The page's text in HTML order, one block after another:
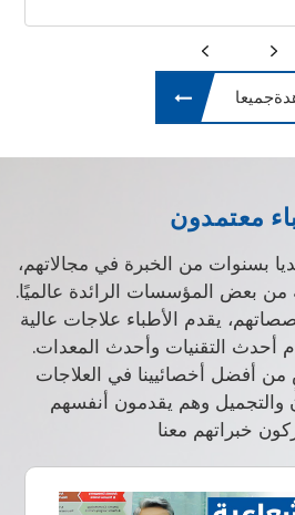
معتمدون
بسنوات من الخبرة في مجالاتهم،
من بعض المؤسسات الرائدة عالميًا.
يقدم الأطباء علاجات عالية
أحدث التقنيات وأحدث المعدات.
أفضل أخصائيينا في العلاجات
والتجميل وهم يقدمون أنفسهم